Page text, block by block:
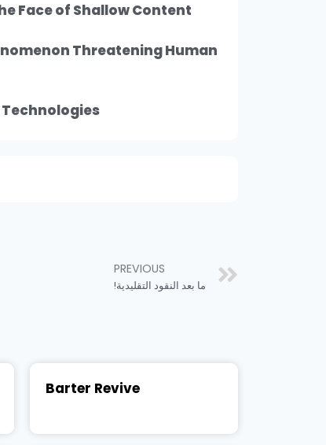
Face of Shallow Content
Threatening Human
PREVIOUS
ما بعد النقود التقليدية!
Barter Revive